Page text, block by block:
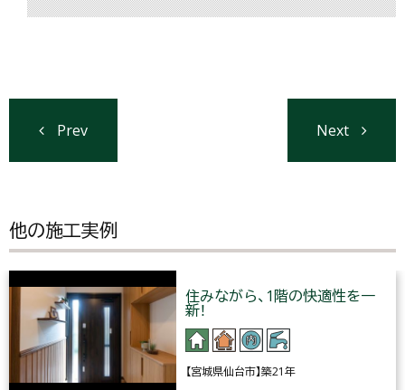
Prev Next
他の施工実例
住みながら、1階の快適性を一
新！
【宮城県仙台市】築21年